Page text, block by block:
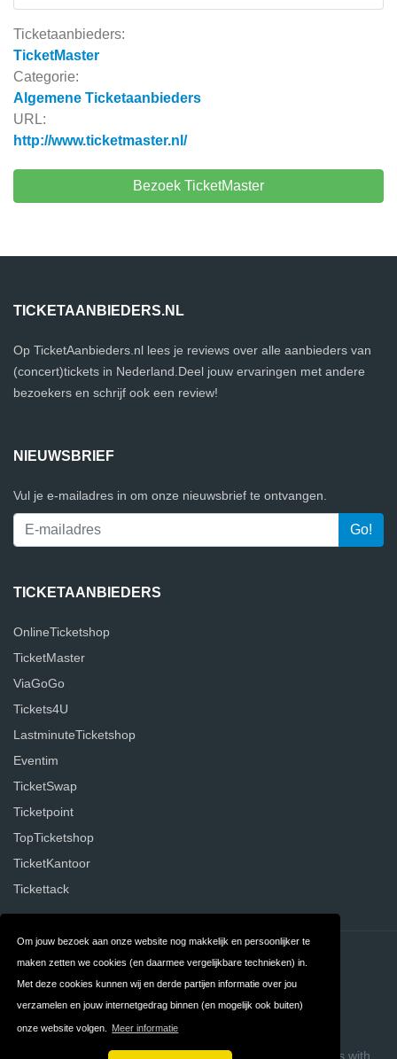
Om jouw bezoek aan onze website nog makkelijk en persoonlijker te
maken zetten we cookies (en daarmee vergelijkbare technieken) in.
Met deze cookies kunnen wij en derde partijen informatie over jou
verzamelen en jouw internetgedrag binnen (en mogelijk ook buiten)
onze website volgen. Meer informatie
Ticketaanbieders:
TicketMaster
Categorie:
Algemene Ticketaanbieders
URL:
http://www.ticketmaster.nl/
Bezoek TicketMaster
TICKETAANBIEDERS.NL
Op TicketAanbieders.nl lees je reviews over alle aanbieders van
(concert)tickets in Nederland.Deel jouw ervaringen met andere
bezoekers en schrijf ook een review!
NIEUWSBRIEF
Vul je e-mailadres in om onze nieuwsbrief te ontvangen.
TICKETAANBIEDERS
OnlineTicketshop
TicketMaster
ViaGoGo
Tickets4U
LastminuteTicketshop
Eventim
TicketSwap
Ticketpoint
TopTicketshop
TicketKantoor
Tickettack
Contact Privacy
Algemene FAQ
Copyright © 2026 Ticketaanbieders.nl Build review sites with